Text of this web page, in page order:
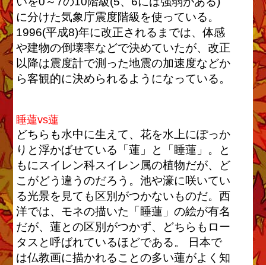
に分けた気象庁震度階級を使っている。
1996(平成8)年に改正されるまでは、体感
や建物の倒壊率などで決めていたが、改正
以降は震度計で測った地震の加速度などか
ら客観的に決められるようになっている。
睡蓮vs蓮
どちらも水中に生えて、花を水上にぽっか
りと浮かばせている「蓮」と「睡蓮」。と
もにスイレン科スイレン属の植物だが、ど
こがどう違うのだろう。池や濠に咲いてい
る光景を見ても区別がつかないものだ。西
洋では、モネの描いた「睡蓮」の絵が有名
だが、蓮との区別がつかず、どちらもロー
タスと呼ばれているほどである。 日本で
は仏教画に描かれることの多い蓮がよく知